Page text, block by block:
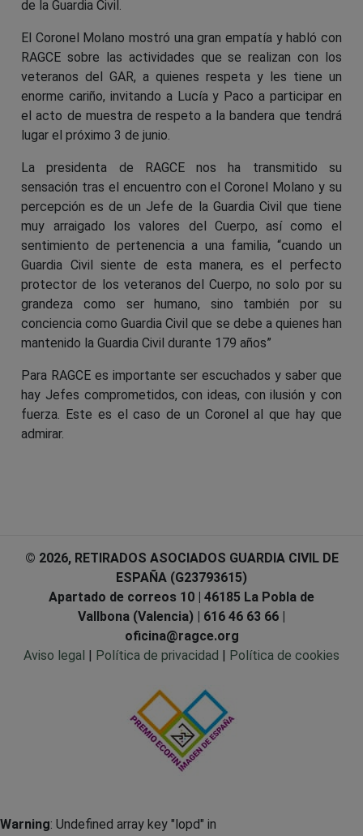
de la Guardia Civil.
El Coronel Molano mostró una gran empatía y habló con
RAGCE sobre las actividades que se realizan con los
veteranos del GAR, a quienes respeta y les tiene un
enorme cariño, invitando a Lucía y Paco a participar en
el acto de muestra de respeto a la bandera que tendrá
lugar el próximo 3 de junio.
La presidenta de RAGCE nos ha transmitido su
sensación tras el encuentro con el Coronel Molano y su
percepción es de un Jefe de la Guardia Civil que tiene
muy arraigado los valores del Cuerpo, así como el
sentimiento de pertenencia a una familia, “cuando un
Guardia Civil siente de esta manera, es el perfecto
protector de los veteranos del Cuerpo, no solo por su
grandeza como ser humano, sino también por su
conciencia como Guardia Civil que se debe a quienes han
mantenido la Guardia Civil durante 179 años”
Para RAGCE es importante ser escuchados y saber que
hay Jefes comprometidos, con ideas, con ilusión y con
fuerza. Este es el caso de un Coronel al que hay que
admirar.
© 2026, RETIRADOS ASOCIADOS GUARDIA CIVIL DE
ESPAÑA (G23793615)
Apartado de correos 10 | 46185 La Pobla de
Vallbona (Valencia) | 616 46 63 66 |
oficina@ragce.org
Aviso legal | Política de privacidad | Política de cookies
Warning: Undefined array key "lopd" in